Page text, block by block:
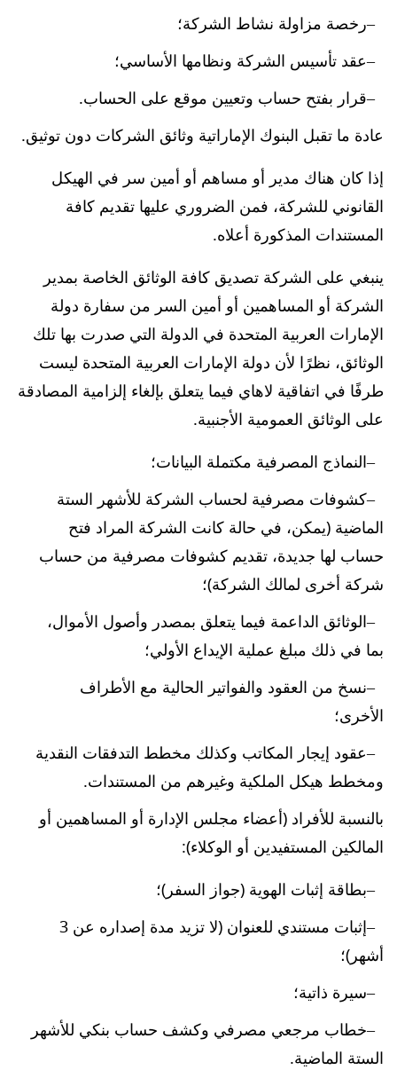
رخصة مزاولة نشاط الشركة؛
عقد تأسيس الشركة ونظامها الأساسي؛
قرار بفتح حساب وتعيين موقع على الحساب.
عادة ما تقبل البنوك الإماراتية وثائق الشركات دون توثيق.
إذا كان هناك مدير أو مساهم أو أمين سر في الهيكل
القانوني للشركة، فمن الضروري عليها تقديم كافة
المستندات المذكورة أعلاه.
ينبغي على الشركة تصديق كافة الوثائق الخاصة بمدير
الشركة أو المساهمين أو أمين السر من سفارة دولة
الإمارات العربية المتحدة في الدولة التي صدرت بها تلك
الوثائق، نظرًا لأن دولة الإمارات العربية المتحدة ليست
طرفًا في اتفاقية لاهاي فيما يتعلق بإلغاء إلزامية المصادقة
على الوثائق العمومية الأجنبية.
النماذج المصرفية مكتملة البيانات؛
كشوفات مصرفية لحساب الشركة للأشهر الستة
الماضية (يمكن، في حالة كانت الشركة المراد فتح
حساب لها جديدة، تقديم كشوفات مصرفية من حساب
شركة أخرى لمالك الشركة)؛
الوثائق الداعمة فيما يتعلق بمصدر وأصول الأموال،
بما في ذلك مبلغ عملية الإيداع الأولي؛
نسخ من العقود والفواتير الحالية مع الأطراف
الأخرى؛
عقود إيجار المكاتب وكذلك مخطط التدفقات النقدية
ومخطط هيكل الملكية وغيرهم من المستندات.
بالنسبة للأفراد (أعضاء مجلس الإدارة أو المساهمين أو
المالكين المستفيدين أو الوكلاء):
بطاقة إثبات الهوية (جواز السفر)؛
إثبات مستندي للعنوان (لا تزيد مدة إصداره عن 3
أشهر)؛
سيرة ذاتية؛
خطاب مرجعي مصرفي وكشف حساب بنكي للأشهر
الستة الماضية.